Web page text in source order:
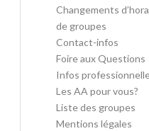
Changements
de groupes
Contact-infos
Foire aux Questions
Infos
Les AA pour vous?
Liste des groupes
Mentions légales